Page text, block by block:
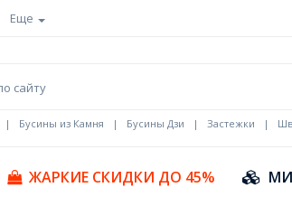
Еще
| Бусины из Камня | Бусины Дзи | Застежки |
ЖАРКИЕ СКИДКИ ДО 45%